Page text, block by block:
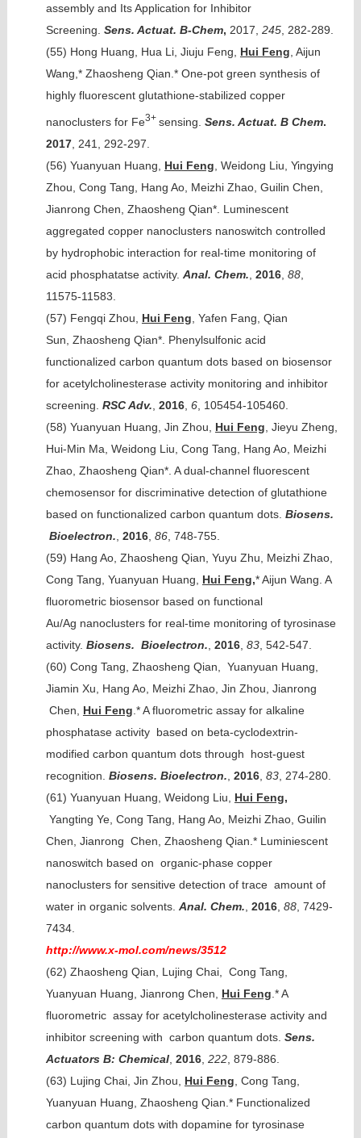
assembly and Its Application for Inhibitor
Screening. Sens. Actuat. B-Chem, 2017, 245, 282-289.
(55) Hong Huang, Hua Li, Jiuju Feng, Hui Feng , Aijun
Wang,* Zhaosheng Qian.* One-pot green synthesis of
highly fluorescent glutathione-stabilized copper
nanoclusters for Fe3+ sensing. Sens. Actuat. B Chem.
2017, 241, 292-297.
(56) Yuanyuan Huang, Hui Feng , Weidong Liu, Yingying
Zhou, Cong Tang, Hang Ao, Meizhi Zhao, Guilin Chen,
Jianrong Chen, Zhaosheng Qian*. Luminescent
aggregated copper nanoclusters nanoswitch controlled
by hydrophobic interaction for real-time monitoring of
acid phosphatatse activity. Anal. Chem. 2016, 88,
11575-11583.
(57) Fengqi Zhou, Hui Feng , Yafen Fang, Qian
Sun, Zhaosheng Qian*. Phenylsulfonic acid
functionalized carbon quantum dots based on biosensor
for acetylcholinesterase activity monitoring and inhibitor
screening. RSC Adv. 2016, 6, 105454-105460.
(58) Yuanyuan Huang, Jin Zhou, Hui Feng , Jieyu Zheng,
Hui-Min Ma, Weidong Liu, Cong Tang, Hang Ao, Meizhi
Zhao, Zhaosheng Qian*. A dual-channel fluorescent
chemosensor for discriminative detection of glutathione
based on functionalized carbon quantum dots. Biosens.
Bioelectron. 2016, 86, 748-755.
(59) Hang Ao, Zhaosheng Qian, Yuyu Zhu, Meizhi Zhao,
Cong Tang, Yuanyuan Huang, Hui Feng,* Aijun Wang. A
fluorometric biosensor based on functional
Au/Ag nanoclusters for real-time monitoring of tyrosinase
activity. Biosens. Bioelectron. 2016, 83, 542-547.
(60) Cong Tang, Zhaosheng Qian, Yuanyuan Huang,
Jiamin Xu, Hang Ao, Meizhi Zhao, Jin Zhou, Jianrong
Chen, Hui Feng .* A fluorometric assay for alkaline
phosphatase activity based on beta-cyclodextrin-
modified carbon quantum dots through host-guest
recognition. Biosens. Bioelectron. 2016, 83, 274-280.
(61) Yuanyuan Huang, Weidong Liu, Hui Feng,
Yangting Ye, Cong Tang, Hang Ao, Meizhi Zhao, Guilin
Chen, Jianrong Chen, Zhaosheng Qian.* Luminiescent
nanoswitch based on organic-phase copper
nanoclusters for sensitive detection of trace amount of
water in organic solvents. Anal. Chem. 2016, 88, 7429-
7434.
http://www.x-mol.com/news/3512
(62) Zhaosheng Qian, Lujing Chai, Cong Tang,
Yuanyuan Huang, Jianrong Chen, Hui Feng .* A
fluorometric assay for acetylcholinesterase activity and
inhibitor screening with carbon quantum dots. Sens.
Actuators B: Chemical, 2016, 222, 879-886.
(63) Lujing Chai, Jin Zhou, Hui Feng , Cong Tang,
Yuanyuan Huang, Zhaosheng Qian.* Functionalized
carbon quantum dots with dopamine for tyrosinase